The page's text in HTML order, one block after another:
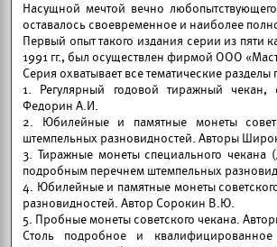
Насущной мечтой вечно
оставалось своевременное и наиболее
Первый опыт такого издания серии из пяти
1991 гг., был осуществлен фирмой ООО
Серия охватывает все тематические
1. Регулярный годовой тиражный
Федорин А.И.
2. Юбилейные и памятные монеты
штемпельных разновидностей. Авторы
3. Тиражные монеты специального чекана
подробным перечнем штемпельных
4. Юбилейные и памятные монеты
разновидностей. Автор Сорокин В.Ю.
5. Пробные монеты советского чекана.
Столь подробное и